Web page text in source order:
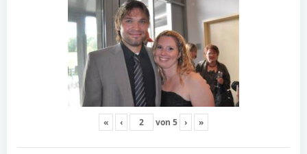
« ‹ von 5 › »